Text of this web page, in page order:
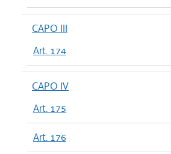
CAPO III
Art. 174
CAPO IV
Art. 175
Art. 176